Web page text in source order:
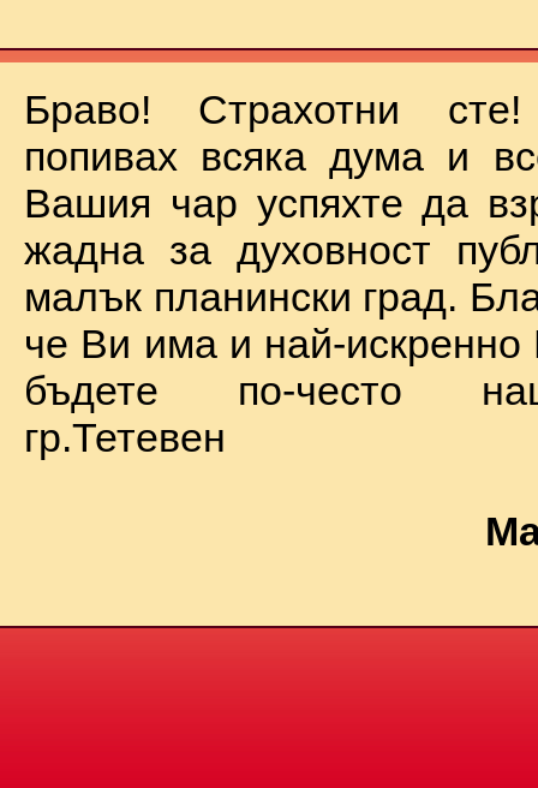
Браво! Страхотни
попивах всяка дума и
Вашия чар успяхте да
жадна за духовност
малък планински град.
че Ви има и най-
бъдете по-често
гр.Тетевен